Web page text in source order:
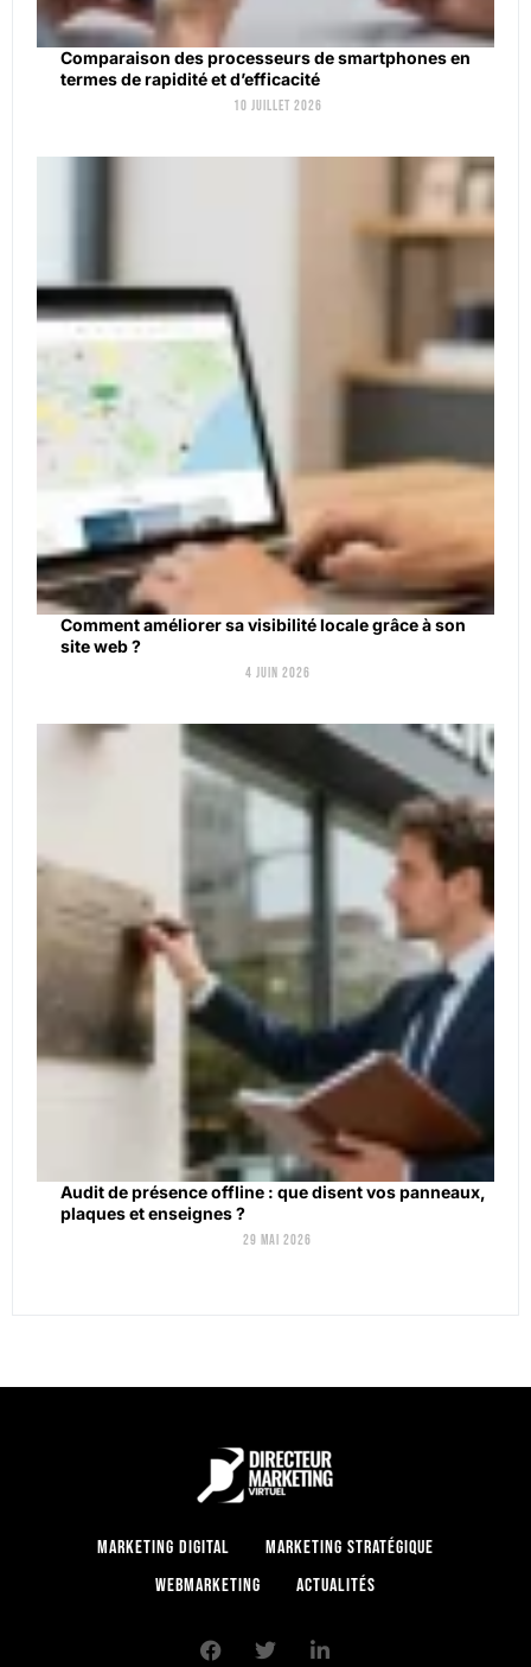
Comparaison des processeurs de smartphones en
termes de rapidité et d’efficacité
10 juillet 2026
Comment améliorer sa visibilité locale grâce à son
site web ?
4 juin 2026
Audit de présence offline : que disent vos panneaux,
plaques et enseignes ?
29 mai 2026
Marketing digital
Marketing stratégique
Webmarketing
Actualités